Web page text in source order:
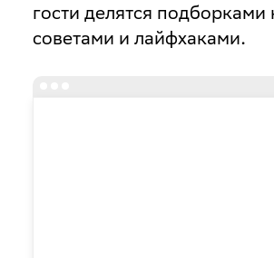
гости делятся подборками
советами и лайфхаками.